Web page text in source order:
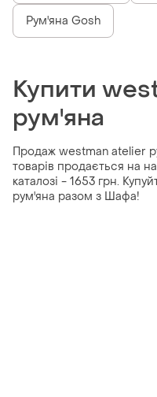
Рум'яна Gosh
Купити
рум'яна
Продаж westman atelier
товарів продається на
каталозі - 1653 грн.
рум'яна разом з Шафа!